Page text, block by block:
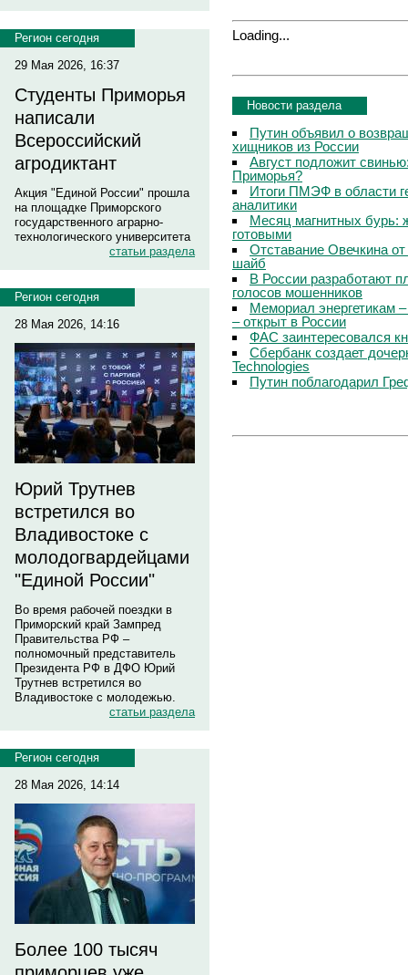
Регион сегодня
29 Мая 2026, 16:37
Студенты Приморья
написали
Всероссийский
агродиктант
Акция "Единой России" прошла
на площадке Приморского
государственного аграрно-
технологического университета
статьи раздела
Регион сегодня
28 Мая 2026, 14:16
Юрий Трутнев
встретился во
Владивостоке с
молодогвардейцами
"Единой России"
Во время рабочей поездки в
Приморский край Зампред
Правительства РФ –
полномочный представитель
Президента РФ в ДФО Юрий
Трутнев встретился во
Владивостоке с молодежью.
статьи раздела
Регион сегодня
28 Мая 2026, 14:14
Более 100 тысяч
Loading...
Новости раздела
Путин объявил о
хищников из России
Август подложит
Приморья?
Итоги ПМЭФ в области
аналитики
Месяц магнитных бурь:
готовыми
Отставание Овечкина
шайб
В России разработают
голосов мошенников
Мемориал энергетикам
– открыт в России
ФАС заинтересовался
Сбербанк создает
Technologies
Путин поблагодарил